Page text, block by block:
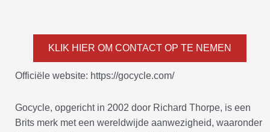
KLIK HIER OM CONTACT OP TE NEMEN
Officiële website: https://gocycle.com/
Gocycle, opgericht in 2002 door Richard Thorpe, is een
Brits merk met een wereldwijde aanwezigheid, waaronder